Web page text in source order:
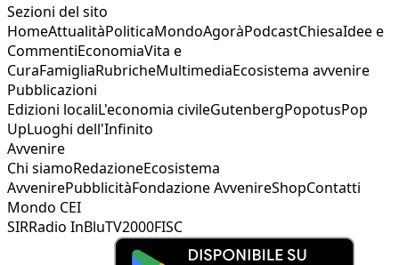
Sezioni del sito
HomeAttualitàPoliticaMondoAgoràPodcastChiesaIdee e
CommentiEconomiaVita e
CuraFamigliaRubricheMultimediaEcosistema avvenire
Pubblicazioni
Edizioni localiL'economia civileGutenbergPopotusPop
UpLuoghi dell'Infinito
Avvenire
Chi siamoRedazioneEcosistema
AvvenirePubblicitàFondazione AvvenireShopContatti
Mondo CEI
SIRRadio InBluTV2000FISC